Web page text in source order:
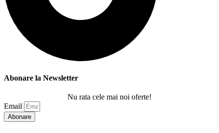
Abonare la Newsletter
Nu rata cele mai noi oferte!
Email
Abonare